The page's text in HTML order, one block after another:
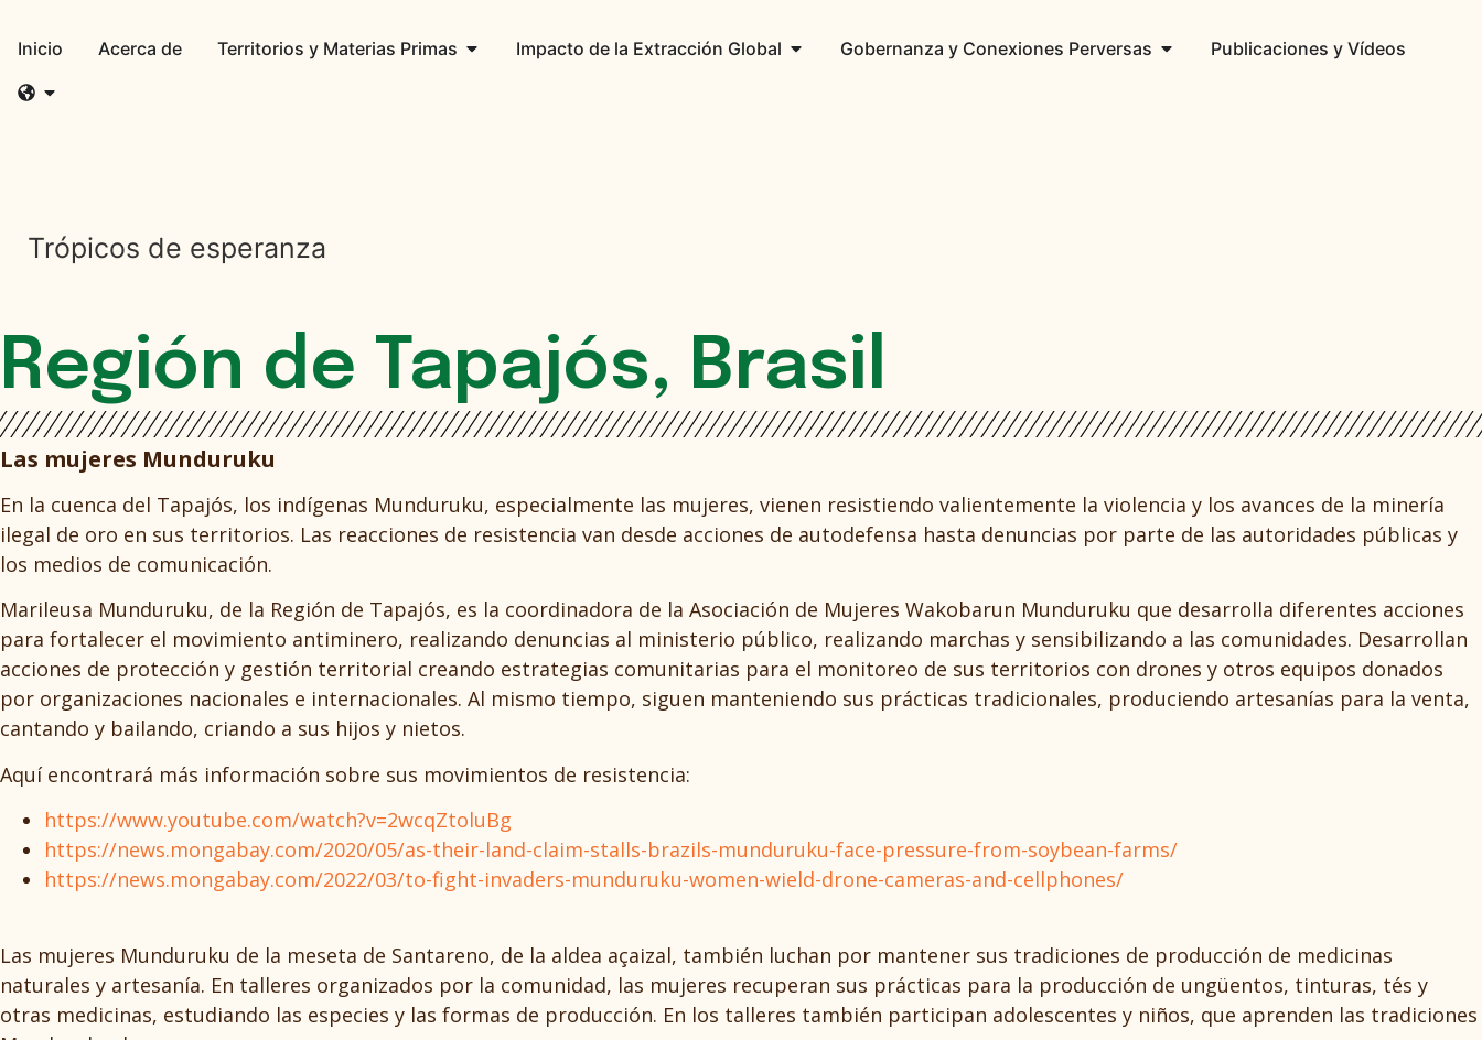
Inicio Acerca de Territorios y Materias Primas Impacto de la Extracción Global Gobernanza y Conexiones Perversas Publicaciones y Vídeos
Trópicos de esperanza
Región de Tapajós, Brasil
Las mujeres Munduruku
En la cuenca del Tapajós, los indígenas Munduruku, especialmente las mujeres, vienen resistiendo valientemente la violencia y los avances de la minería
ilegal de oro en sus territorios. Las reacciones de resistencia van desde acciones de autodefensa hasta denuncias por parte de las autoridades públicas y
los medios de comunicación.
Marileusa Munduruku, de la Región de Tapajós, es la coordinadora de la Asociación de Mujeres Wakobarun Munduruku que desarrolla diferentes acciones
para fortalecer el movimiento antiminero, realizando denuncias al ministerio público, realizando marchas y sensibilizando a las comunidades. Desarrollan
acciones de protección y gestión territorial creando estrategias comunitarias para el monitoreo de sus territorios con drones y otros equipos donados
por organizaciones nacionales e internacionales. Al mismo tiempo, siguen manteniendo sus prácticas tradicionales, produciendo artesanías para la venta,
cantando y bailando, criando a sus hijos y nietos.
Aquí encontrará más información sobre sus movimientos de resistencia:
https://www.youtube.com/watch?v=2wcqZtoluBg
https://news.mongabay.com/2020/05/as-their-land-claim-stalls-brazils-munduruku-face-pressure-from-soybean-farms/
https://news.mongabay.com/2022/03/to-fight-invaders-munduruku-women-wield-drone-cameras-and-cellphones/
Las mujeres Munduruku de la meseta de Santareno, de la aldea açaizal, también luchan por mantener sus tradiciones de producción de medicinas
naturales y artesanía. En talleres organizados por la comunidad, las mujeres recuperan sus prácticas para la producción de ungüentos, tinturas, tés y
otras medicinas, estudiando las especies y las formas de producción. En los talleres también participan adolescentes y niños, que aprenden las tradiciones